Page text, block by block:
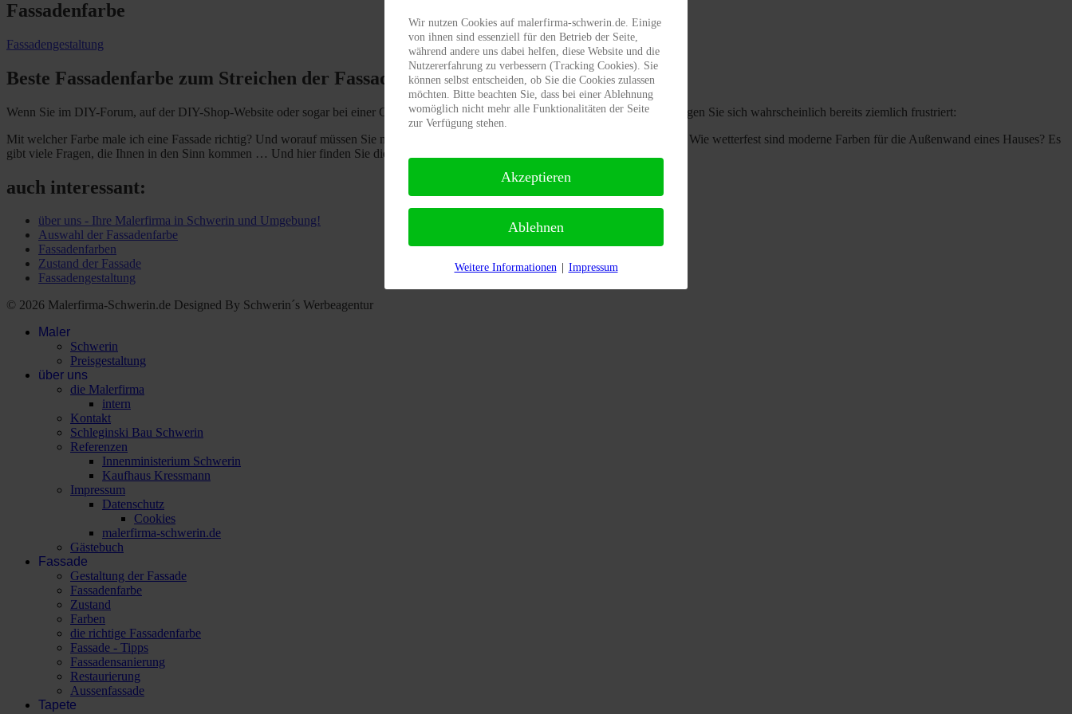
Fassadenfarbe
Fassadengestaltung
Beste Fassadenfarbe zum Streichen der Fassade
Wenn Sie im DIY-Forum, auf der DIY-Shop-Website oder sogar bei einer Google-Suche nicht gefunden haben, wonach Sie suchen, fragen Sie sich wahrscheinlich bereits ziemlich frustriert:
Mit welcher Farbe male ich eine Fassade richtig? Und worauf müssen Sie neben dem Farbton achten? Wie muss die Fassade aussehen? Wie wetterfest sind moderne Farben für die Außenwand eines Hauses? Es
gibt viele Fragen, die Ihnen in den Sinn kommen … Und hier finden Sie die Antworten!
auch interessant:
über uns - Ihre Malerfirma in Schwerin und Umgebung!
Auswahl der Fassadenfarbe
Fassadenfarben
Zustand der Fassade
Fassadengestaltung
© 2026 Malerfirma-Schwerin.de Designed By Schwerin´s Werbeagentur
Maler
Schwerin
Preisgestaltung
über uns
die Malerfirma
intern
Kontakt
Schleginski Bau Schwerin
Referenzen
Innenministerium Schwerin
Kaufhaus Kressmann
Impressum
Datenschutz
Cookies
malerfirma-schwerin.de
Gästebuch
Fassade
Gestaltung der Fassade
Fassadenfarbe
Zustand
Farben
die richtige Fassadenfarbe
Fassade - Tipps
Fassadensanierung
Restaurierung
Aussenfassade
Tapete
Wir nutzen Cookies auf malerfirma-schwerin.de. Einige
von ihnen sind essenziell für den Betrieb der Seite,
während andere uns dabei helfen, diese Website und die
Nutzererfahrung zu verbessern (Tracking Cookies). Sie
können selbst entscheiden, ob Sie die Cookies zulassen
möchten. Bitte beachten Sie, dass bei einer Ablehnung
womöglich nicht mehr alle Funktionalitäten der Seite
zur Verfügung stehen.
Akzeptieren
Ablehnen
Weitere Informationen Impressum